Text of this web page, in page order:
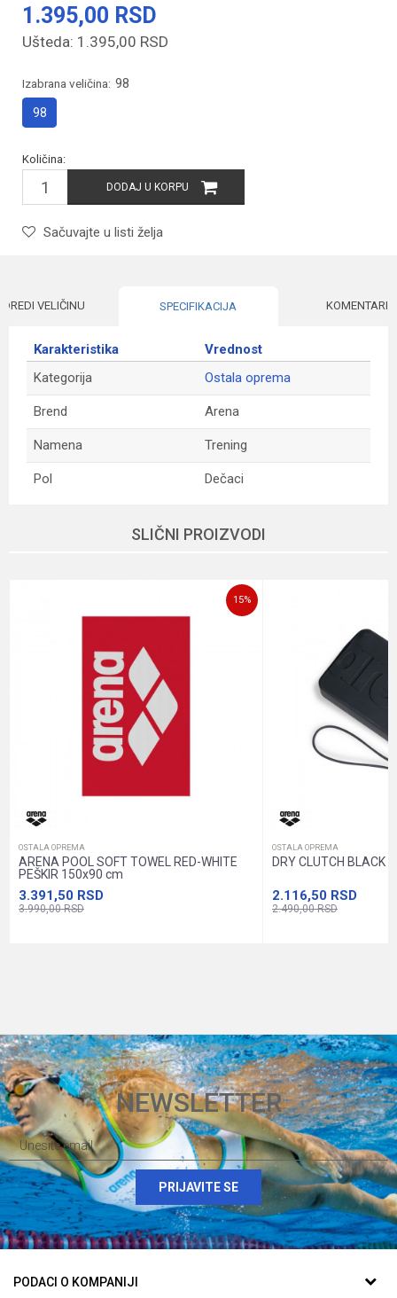
1.395,00 RSD
Ušteda: 1.395,00 RSD
Izabrana veličina: 98
98
Količina:
DODAJ U KORPU
Sačuvajte u listi želja
VELIČINU SPECIFIKACIJA KOMENTARI
Karakteristika
Vrednost
Kategorija
Ostala oprema
Brend Arena
Namena Trening
Pol Dečaci
SLIČNI PROIZVODI
15%
OSTALA OPREMA
ARENA POOL SOFT TOWEL RED-WHITE
PEŠKIR 150x90 cm
3.391,50 RSD
3.990,00RSD
OSTALA OPREMA
DRY CLUTCH BLACK
2.116,50 RSD
2.490,00RSD
NEWSLETTER
PRIJAVITE SE
PODACI O KOMPANIJI